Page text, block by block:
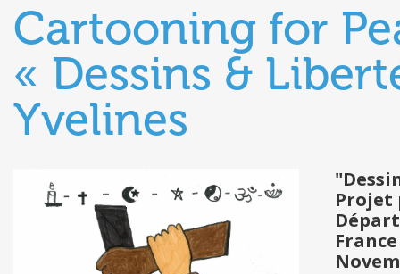
Cartooning for
« Dessins &
Yvelines
Projet
France